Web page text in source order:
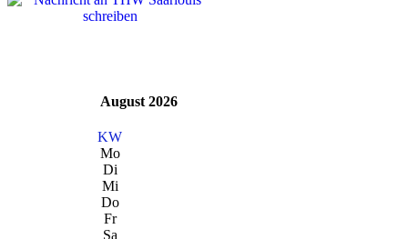
August 2026
KW
Mo
Di
Mi
Do
Fr
Sa